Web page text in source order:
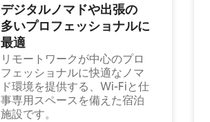
デジタルノマドや出⁠張⁠の
多⁠いプ⁠ロ⁠フ⁠ェ⁠ッ⁠シ⁠ョ⁠ナ⁠ル⁠に
最⁠適
リモートワークが中心のプロ
フェッショナルに快適なノマ
ド環境を提供する、Wi-Fiと仕
事専用スペースを備えた宿泊
施設です。